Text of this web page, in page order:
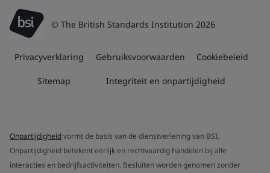
© The British Standards Institution 2026
Privacyverklaring Gebruiksvoorwaarden Cookiebeleid
Sitemap Integriteit en onpartijdigheid
Onpartijdigheidvormt de basis van de dienstverlening van BSI.
Onpartijdigheid betekent eerlijk en rechtvaardig handelen bij alle
interacties en bedrijfsactiviteiten. Besluiten worden genomen zonder